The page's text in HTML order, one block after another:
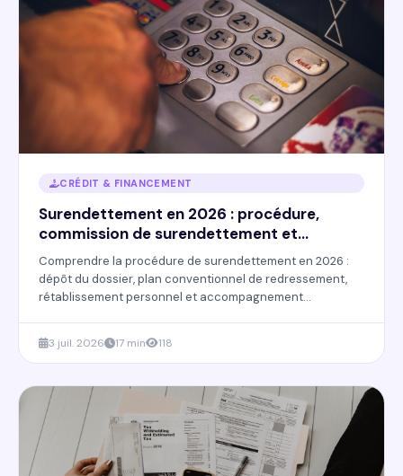
CRÉDIT & FINANCEMENT
Surendettement en 2026 : procédure,
commission de surendettement et
effacement de dettes
Comprendre la procédure de surendettement en 2026 :
dépôt du dossier, plan conventionnel de redressement,
rétablissement personnel et accompagnement
3 juil. 2026 17 min 118